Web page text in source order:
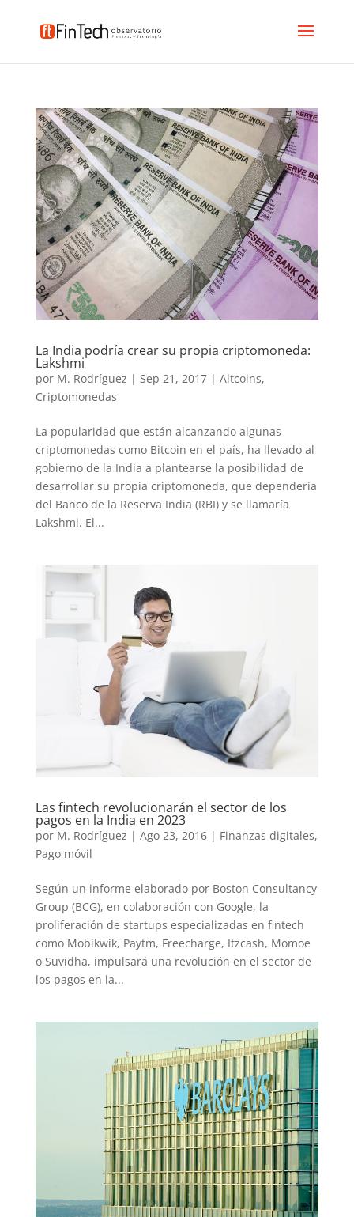
La India podría crear su propia criptomoneda:
Lakshmi
por M. Rodríguez | Sep 21, 2017| Altcoins,
Criptomonedas
La popularidad que están alcanzando algunas
criptomonedas como Bitcoin en el país, ha llevado al
gobierno de la India a plantearse la posibilidad de
desarrollar su propia criptomoneda, que dependería
del Banco de la Reserva India (RBI) y se llamaría
Lakshmi. El...
Las fintech revolucionarán el sector de los
pagos en la India en 2023
por M. Rodríguez | Ago 23, 2016| Finanzas digitales,
Pago móvil
Según un informe elaborado por Boston Consultancy
Group (BCG), en colaboración con Google, la
proliferación de startups especializadas en fintech
como Mobikwik, Paytm, Freecharge, Itzcash, Momoe
o Suvidha, impulsará una revolución en el sector de
los pagos en la...